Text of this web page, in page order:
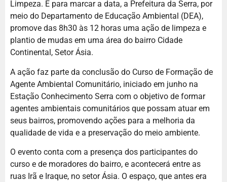
Limpeza. E para marcar a data, a Prefeitura da Serra, por
meio do Departamento de Educação Ambiental (DEA),
promove das 8h30 às 12 horas uma ação de limpeza e
plantio de mudas em uma área do bairro Cidade
Continental, Setor Ásia.
A ação faz parte da conclusão do Curso de Formação de
Agente Ambiental Comunitário, iniciado em junho na
Estação Conhecimento Serra com o objetivo de formar
agentes ambientais comunitários que possam atuar em
seus bairros, promovendo ações para a melhoria da
qualidade de vida e a preservação do meio ambiente.
O evento conta com a presença dos participantes do
curso e de moradores do bairro, e acontecerá entre as
ruas Irã e Iraque, no setor Ásia. O espaço, que antes era